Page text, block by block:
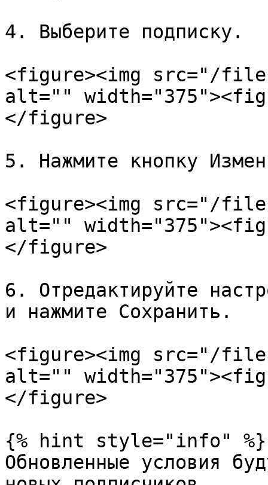
4. Выберите подписку.
<figure><img src="/files/
alt=""
</figure>
5. Нажмите кнопку
<figure><img src="/
alt=""
</figure>
6. Отредактируйте
и нажмите Сохранить.
<figure><img src="/files/
alt=""
</figure>
{% hint style="info" %}
Обновленные условия